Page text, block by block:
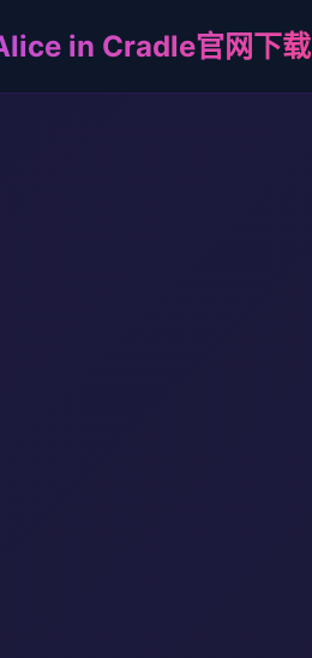
in Cradle官网下载